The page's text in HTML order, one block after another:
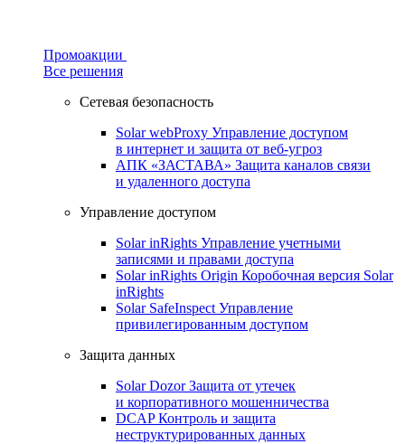
Промоакции
Все решения
Сетевая безопасность
Solar webProxy Управление доступом
в интернет и защита от веб-угроз
АПК «ЗАСТАВА» Защита каналов связи
и удаленного доступа
Управление доступом
Solar inRights Управление учетными
записями и правами доступа
Solar inRights Origin Коробочная версия Solar
inRights
Solar SafeInspect Управление
привилегированным доступом
Защита данных
Solar DozorЗащита от утечек
и корпоративного мошенничества
DCAPКонтроль и защита
неструктурированных данных